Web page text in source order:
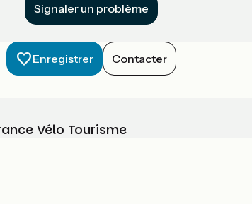
Signaler un problème
Enregistrer Contacter
Vélo Tourisme